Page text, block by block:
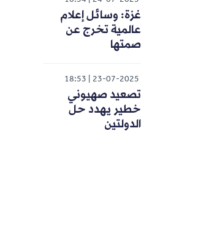
غزة: وسائل إعلام
عالمية تخرج عن
18:53
تصعيد صهيوني
خطير يهدد حل